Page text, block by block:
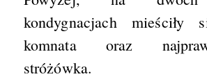
kondygnacjach mieściły
komnata oraz
stróżówka.